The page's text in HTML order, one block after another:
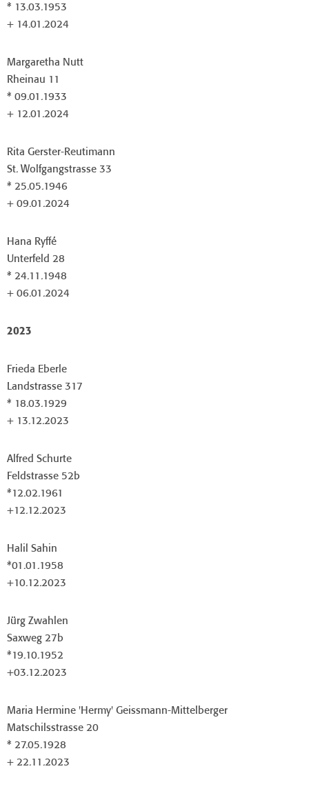
* 13.03.1953
+ 14.01.2024
Margaretha Nutt
Rheinau 11
* 09.01.1933
+ 12.01.2024
Rita Gerster-Reutimann
St. Wolfgangstrasse 33
* 25.05.1946
+ 09.01.2024
Hana Ryffé
Unterfeld 28
* 24.11.1948
+ 06.01.2024
2023
Frieda Eberle
Landstrasse 317
* 18.03.1929
+ 13.12.2023
Alfred Schurte
Feldstrasse 52b
*12.02.1961
+12.12.2023
Halil Sahin
*01.01.1958
+10.12.2023
Jürg Zwahlen
Saxweg 27b
*19.10.1952
+03.12.2023
Maria Hermine 'Hermy' Geissmann-Mittelberger
Matschilsstrasse 20
* 27.05.1928
+ 22.11.2023